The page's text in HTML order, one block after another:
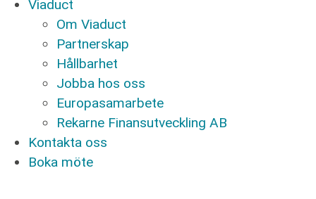
Viaduct
Om Viaduct
Partnerskap
Hållbarhet
Jobba hos oss
Europasamarbete
Rekarne Finansutveckling AB
Kontakta oss
Boka möte